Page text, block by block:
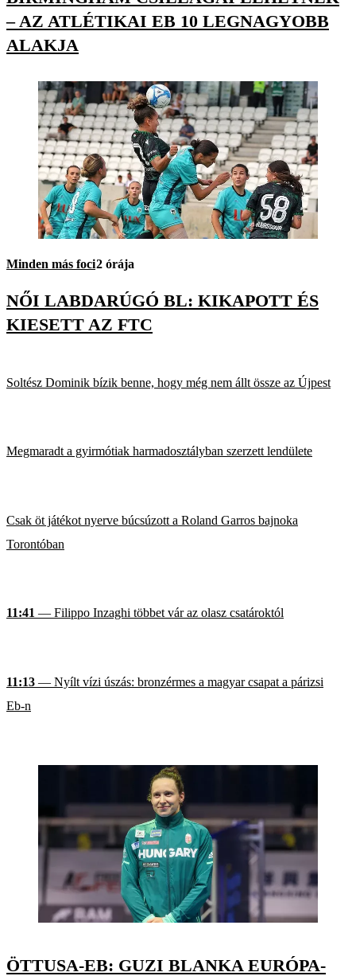
– AZ ATLÉTIKAI EB 10 LEGNAGYOBB
ALAKJA
Minden más foci2 órája
NŐI LABDARÚGÓ BL: KIKAPOTT ÉS
KIESETT AZ FTC
Soltész Dominik bízik benne, hogy még nem állt össze az Újpest
Megmaradt a gyirmótiak harmadosztályban szerzett lendülete
Csak öt játékot nyerve búcsúzott a Roland Garros bajnoka
Torontóban
11:41 — Filippo Inzaghi többet vár az olasz csatároktól
11:13 — Nyílt vízi úszás: bronzérmes a magyar csapat a párizsi
Eb-n
ÖTTUSA-EB: GUZI BLANKA EURÓPA-